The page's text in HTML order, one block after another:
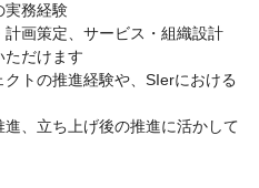
実務経験
画策定、サービス・組織設計
ただけます
トの推進経験や、SIerにおける
、立ち上げ後の推進に活かして